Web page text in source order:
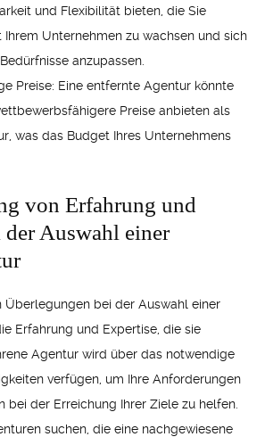
und Flexibilität bieten, die Sie
Unternehmen zu wachsen und sich
anzupassen.
Preise: Eine entfernte Agentur könnte
Preise anbieten als
was das Budget Ihres Unternehmens
von Erfahrung und
Auswahl einer
Überlegungen bei der Auswahl einer
Erfahrung und Expertise, die sie
Agentur wird über das notwendige
verfügen, um Ihre Anforderungen
bei der Erreichung Ihrer Ziele zu helfen.
suchen, die eine nachgewiesene